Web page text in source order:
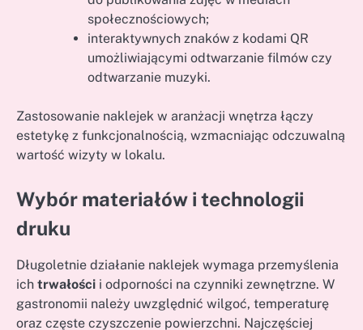
społecznościowych;
interaktywnych znaków z kodami QR
umożliwiającymi odtwarzanie filmów czy
odtwarzanie muzyki.
Zastosowanie naklejek w aranżacji wnętrza łączy
estetykę z funkcjonalnością, wzmacniając odczuwalną
wartość wizyty w lokalu.
Wybór materiałów i technologii
druku
Długoletnie działanie naklejek wymaga przemyślenia
ich trwałości i odporności na czynniki zewnętrzne. W
gastronomii należy uwzględnić wilgoć, temperaturę
oraz częste czyszczenie powierzchni. Najczęściej